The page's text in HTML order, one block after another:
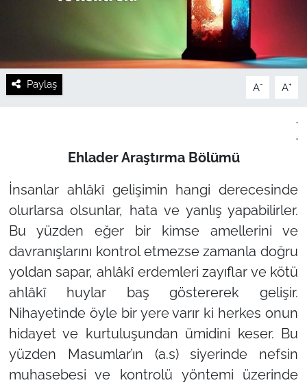
Paylaş A- A+
.
.
Ehlader Araştırma Bölümü
İnsanlar ahlâkî gelişimin hangi derecesinde
olurlarsa olsunlar, hata ve yanlış yapabilirler.
Bu yüzden eğer bir kimse amellerini ve
davranışlarını kontrol etmezse zamanla doğru
yoldan sapar, ahlâkî erdemleri zayıflar ve kötü
ahlâkî huylar baş göstererek gelişir.
Nihayetinde öyle bir yere varır ki herkes onun
hidayet ve kurtuluşundan ümidini keser. Bu
yüzden Masumlar’ın (a.s) siyerinde nefsin
muhasebesi ve kontrolü yöntemi üzerinde